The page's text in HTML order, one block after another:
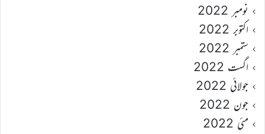
نومبر 2022
اکتوبر 2022
ستمبر 2022
اگست 2022
جولائی 2022
جون 2022
مئی 2022